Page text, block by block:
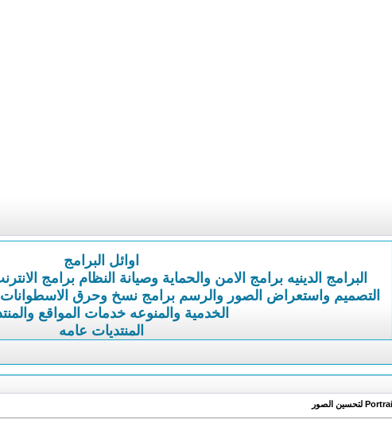
اوائل البرامج
البرامج الدينيه برامج الامن والحماية وصيانة النظام برامج
التصميم واستعراض الصور والرسم برامج نسخ وحرق الاسطوانات
الخدمية والمنوعه خدمات المواقع
المنتديات عامه